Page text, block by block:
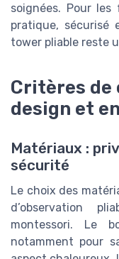
soignées. Pour
pratique, sécurisé
tower pliable reste
Critères de
design et
Matériaux :
sécurité
Le choix des
d’observation
montessori. Le
notamment pour